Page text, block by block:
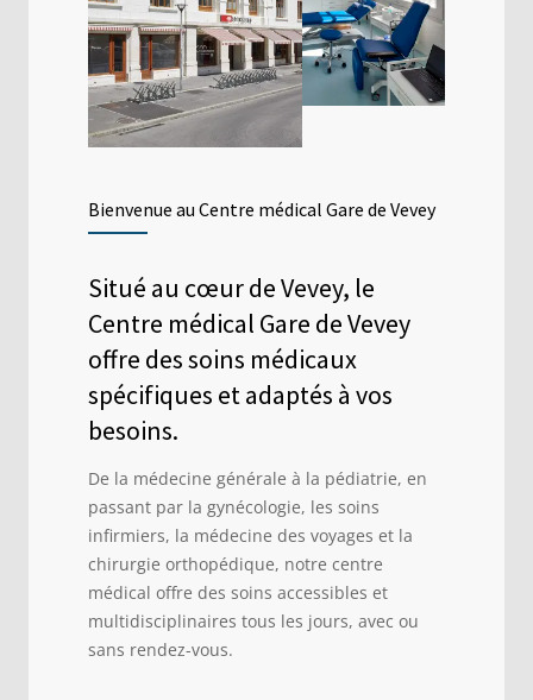
Bienvenue au Centre médical Gare de Vevey
Situé au cœur de Vevey, le
Centre médical Gare de Vevey
offre des soins médicaux
spécifiques et adaptés à vos
besoins.
De la médecine générale à la pédiatrie, en
passant par la gynécologie, les soins
infirmiers, la médecine des voyages et la
chirurgie orthopédique, notre centre
médical offre des soins accessibles et
multidisciplinaires tous les jours, avec ou
sans rendez-vous.